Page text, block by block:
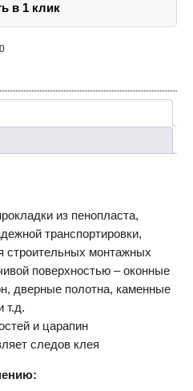
в 1 клик
из пенопласта,
транспортировки,
строительных монтажных
поверхностью – оконные
дверные полотна, каменные
т.д.
и царапин
следов клея